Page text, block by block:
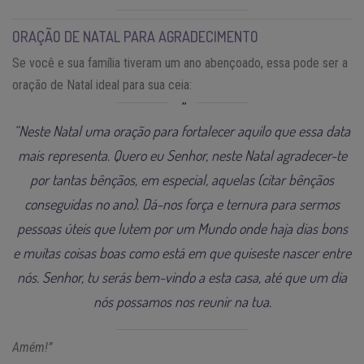
ORAÇÃO DE NATAL PARA AGRADECIMENTO
Se você e sua família tiveram um ano abençoado, essa pode ser a
oração de Natal ideal para sua ceia:
“Neste Natal uma oração para fortalecer aquilo que essa data
mais representa. Quero eu Senhor, neste Natal agradecer-te
por tantas bênçãos, em especial, aquelas (citar bênçãos
conseguidas no ano). Dá-nos força e ternura para sermos
pessoas úteis que lutem por um Mundo onde haja dias bons
e muitas coisas boas como está em que quiseste nascer entre
nós. Senhor, tu serás bem-vindo a esta casa, até que um dia
nós possamos nos reunir na tua.
Amém!”